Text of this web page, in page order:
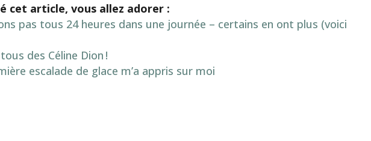
cet article, vous allez adorer :
pas tous 24 heures dans une journée – certains en ont plus (voici
des Céline Dion !
escalade de glace m’a appris sur moi